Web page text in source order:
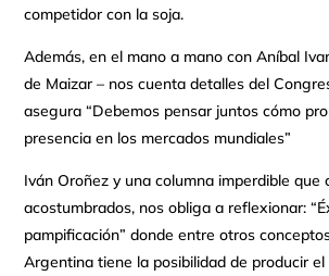
competidor con la soja.
Además, en el mano a mano con Aníbal
de Maizar – nos cuenta detalles del
asegura “Debemos pensar juntos cómo
presencia en los mercados mundiales”
Iván Oroñez y una columna imperdible que
acostumbrados, nos obliga a reflexionar:
pampificación” donde entre otros
Argentina tiene la posibilidad de producir